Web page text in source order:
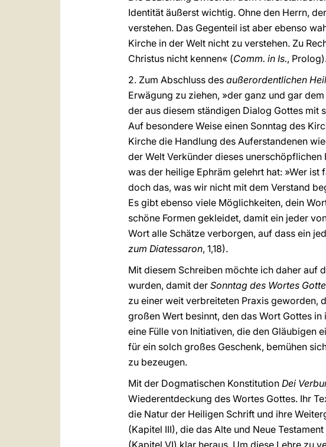
Identität äußerst wichtig. Ohne den Herrn,
verstehen. Das Gegenteil ist aber ebenso
Kirche in der Welt nicht zu verstehen. Zu
Christus nicht kennen« (Comm. in Is.,
2. Zum Abschluss des außerordentlichen
Erwägung zu ziehen, »der ganz und gar
der aus diesem ständigen Dialog Gottes mit
Auf besondere Weise einen Sonntag des
Kirche die Handlung des Auferstandenen
der Welt Verkünder dieses unerschöpflichen
was der heilige Ephräm gelehrt hat: »Wer ist
doch das, was wir nicht mit dem Verstand
Es gibt ebenso viele Möglichkeiten, dein
schöne Formen gekleidet, damit ein jeder
Wort alle Schätze verborgen, auf dass ein
zum Diatessaron, 1,18).
Mit diesem Schreiben möchte ich daher auf
wurden, damit der Sonntag des Wortes
zu einer weit verbreiteten Praxis geworden,
großen Wert besinnt, den das Wort Gottes
eine Fülle von Initiativen, die den Gläubigen
für ein solch großes Geschenk, bemühen
zu bezeugen.
Mit der Dogmatischen Konstitution Dei
Wiederentdeckung des Wortes Gottes. Ihr
die Natur der Heiligen Schrift und ihre
(Kapitel III), die das Alte und Neue
(Kapitel VI) klar heraus. Um diese Lehre zu